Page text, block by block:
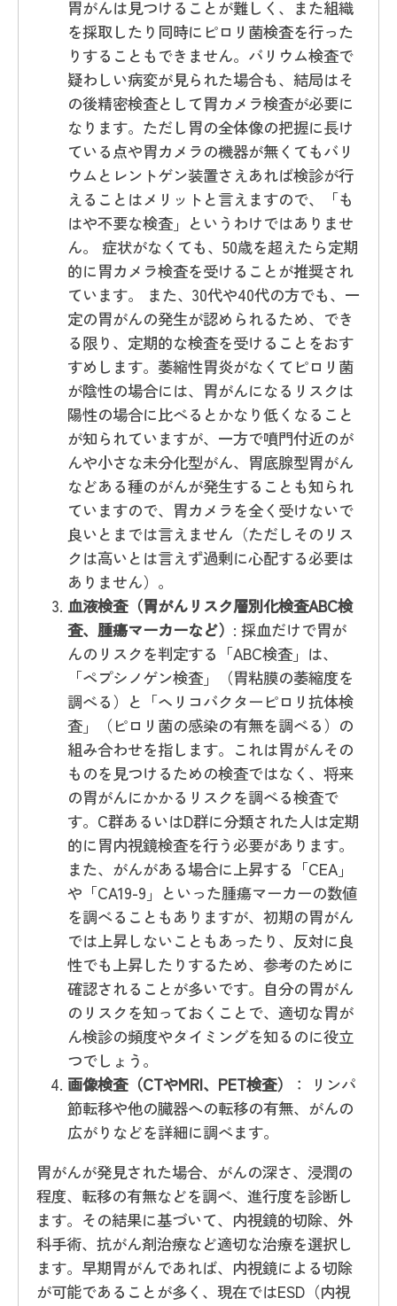
胃がんは見つけることが難しく、また組織
を採取したり同時にピロリ菌検査を行った
りすることもできません。バリウム検査で
疑わしい病変が見られた場合も、結局はそ
の後精密検査として胃カメラ検査が必要に
なります。ただし胃の全体像の把握に長け
ている点や胃カメラの機器が無くてもバリ
ウムとレントゲン装置さえあれば検診が行
えることはメリットと言えますので、「も
はや不要な検査」というわけではありませ
ん。 症状がなくても、50歳を超えたら定期
的に胃カメラ検査を受けることが推奨され
ています。 また、30代や40代の方でも、一
定の胃がんの発生が認められるため、でき
る限り、定期的な検査を受けることをおす
すめします。萎縮性胃炎がなくてピロリ菌
が陰性の場合には、胃がんになるリスクは
陽性の場合に比べるとかなり低くなること
が知られていますが、一方で噴門付近のが
んや小さな未分化型がん、胃底腺型胃がん
などある種のがんが発生することも知られ
ていますので、胃カメラを全く受けないで
良いとまでは言えません（ただしそのリス
クは高いとは言えず過剰に心配する必要は
ありません）。
血液検査（胃がんリスク層別化検査ABC検
査、腫瘍マーカーなど） : 採血だけで胃が
んのリスクを判定する「ABC検査」は、
「ペプシノゲン検査」（胃粘膜の萎縮度を
調べる）と「ヘリコバクターピロリ抗体検
査」（ピロリ菌の感染の有無を調べる）の
組み合わせを指します。これは胃がんその
ものを見つけるための検査ではなく、将来
の胃がんにかかるリスクを調べる検査で
す。C群あるいはD群に分類された人は定期
的に胃内視鏡検査を行う必要があります。
また、がんがある場合に上昇する「CEA」
や「CA19-9」といった腫瘍マーカーの数値
を調べることもありますが、初期の胃がん
では上昇しないこともあったり、反対に良
性でも上昇したりするため、参考のために
確認されることが多いです。自分の胃がん
のリスクを知っておくことで、適切な胃が
ん検診の頻度やタイミングを知るのに役立
つでしょう。
画像検査（CTやMRI、PET検査）
： リンパ
節転移や他の臓器への転移の有無、がんの
広がりなどを詳細に調べます。
胃がんが発見された場合、がんの深さ、浸潤の
程度、転移の有無などを調べ、進行度を診断し
ます。その結果に基づいて、内視鏡的切除、外
科手術、抗がん剤治療など適切な治療を選択し
ます。早期胃がんであれば、内視鏡による切除
が可能であることが多く、現在ではESD（内視